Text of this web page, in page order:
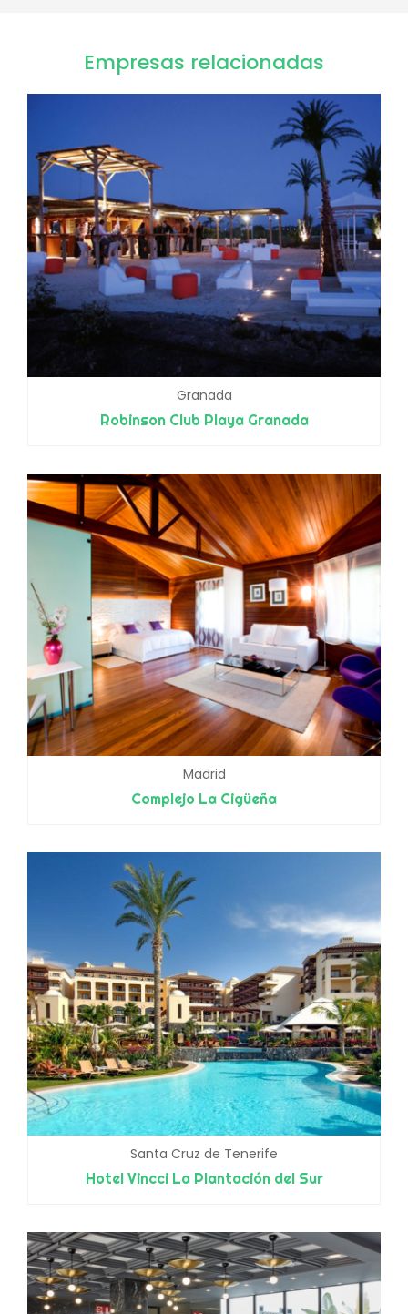
Empresas relacionadas
Granada
Robinson Club Playa Granada
Madrid
Complejo La Cigüeña
Santa Cruz de Tenerife
Hotel Vincci La Plantación del Sur